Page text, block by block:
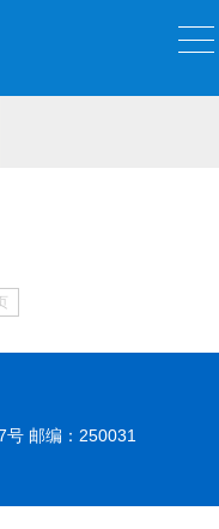
号 邮编：250031